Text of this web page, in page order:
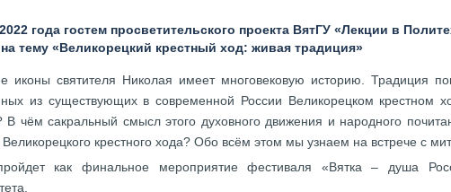
года гостем просветительского проекта ВятГУ «Лекции в
тему «Великорецкий крестный ход: живая традиция»
иконы святителя Николая имеет многовековую историю. Традиция
из существующих в современной России Великорецком крестном
В чём сакральный смысл этого духовного движения и народного
Великорецкого крестного хода? Обо всём этом мы узнаем на встрече с
как финальное мероприятие фестиваля «Вятка – душа